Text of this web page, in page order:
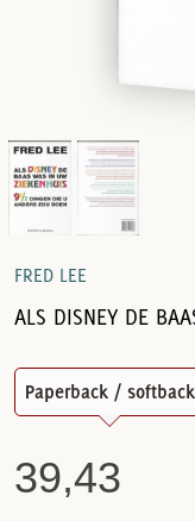
FRED LEE
ALS DISNEY DE
Paperback / softback
39,43